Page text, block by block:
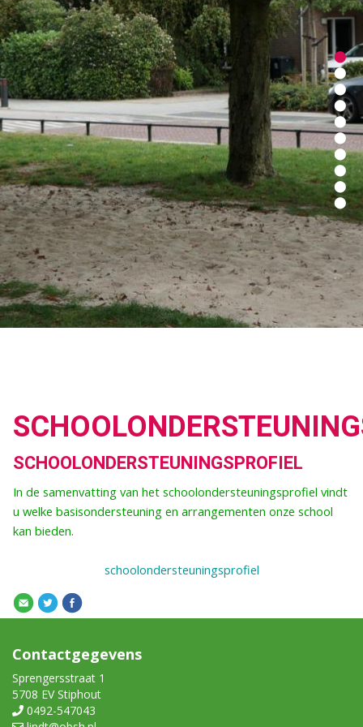
SCHOOLONDERSTEUNINGSPROFIEL
In de samenvatting van het schoolondersteuningsprofiel vindt
u welke basisondersteuning en arrangementen onze school
kan bieden.
schoolondersteuningsprofiel
Contactgegevens
Sprengersstraat 1
5708 EV Stiphout
0492-547043